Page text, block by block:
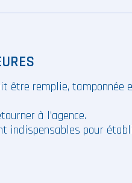
être remplie, tamponnée
à l’agence.
indispensables pour